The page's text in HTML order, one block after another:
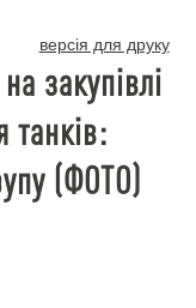
версія для друку
закупівлі
танків:
(ФОТО)